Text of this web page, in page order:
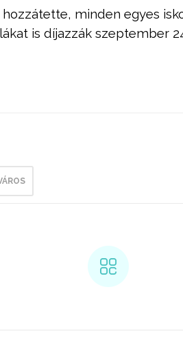
hozzátette, minden egyes
is díjazzák szeptember